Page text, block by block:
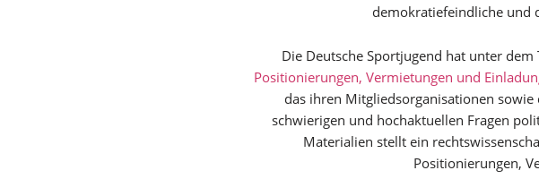
demokratiefeindliche und
Die Deutsche Sportjugend hat unter dem
Positionierungen, Vermietungen und
das ihren Mitgliedsorganisationen
schwierigen und hochaktuellen Fragen
Materialien stellt ein
Positionierungen,